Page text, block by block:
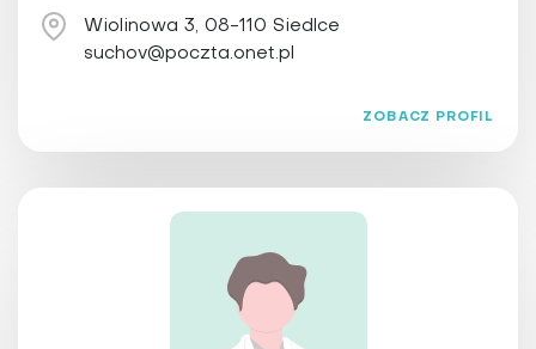
Wiolinowa 3, 08-110 Siedlce
suchov@poczta.onet.pl
ZOBACZ PROFIL